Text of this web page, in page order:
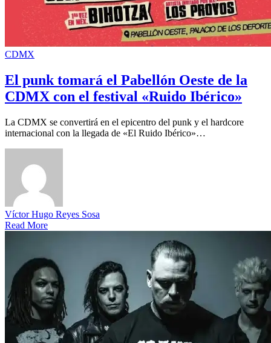
CDMX
El punk tomará el Pabellón Oeste de la
CDMX con el festival «Ruido Ibérico»
La CDMX se convertirá en el epicentro del punk y el hardcore
internacional con la llegada de «El Ruido Ibérico»…
Víctor Hugo Reyes Sosa
Read More